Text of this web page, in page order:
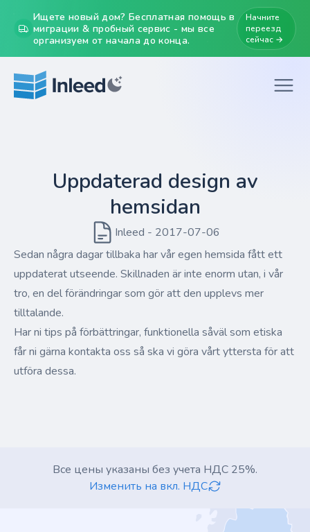
Ищете новый дом? Бесплатная помощь в
миграции & пробный сервис - мы все
организуем от начала до конца.
Начните
переезд
сейчас →
Uppdaterad design av
hemsidan
Inleed - 2017-07-06
Sedan några dagar tillbaka har vår egen hemsida fått ett
uppdaterat utseende. Skillnaden är inte enorm utan, i vår
tro, en del förändringar som gör att den upplevs mer
tilltalande.
Har ni tips på förbättringar, funktionella såväl som etiska
får ni gärna kontakta oss så ska vi göra vårt yttersta för att
utföra dessa.
Все цены указаны без учета НДС 25%.
Изменить на вкл. НДС